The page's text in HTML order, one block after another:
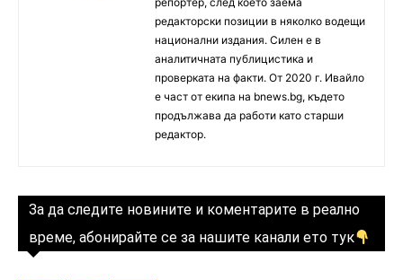
редакторски позиции в няколко водещи
национални издания. Силен е в
аналитичната публицистика и
проверката на факти. От 2020 г. Ивайло
е част от екипа на bnews.bg, където
продължава да работи като старши
редактор.
За да следите новините и коментарите в реално
време, абонирайте се за нашите канали ето тук